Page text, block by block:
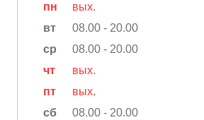
пн
вых.
вт
08.00 - 20.00
ср
08.00 - 20.00
чт
вых.
пт
вых.
сб
08.00 - 20.00